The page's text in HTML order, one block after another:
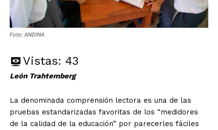
Foto: ANDINA
Vistas: 43
León Trahtemberg
La denominada comprensión lectora es una de las
pruebas estandarizadas favoritas de los “medidores
de la calidad de la educación” por parecerles fáciles